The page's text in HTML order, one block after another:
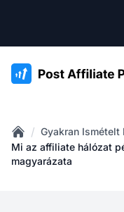
:site.title
Home
/ Gyakran Ismételt
Mi az affiliate hálózat
magyarázata